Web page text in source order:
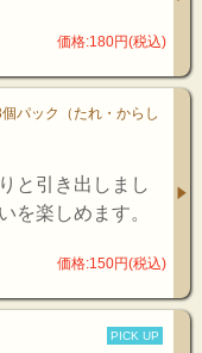
価格:180円(税込)
ック（たれ・からし
と引き出しまし
を楽しめます。
価格:150円(税込)
PICK UP